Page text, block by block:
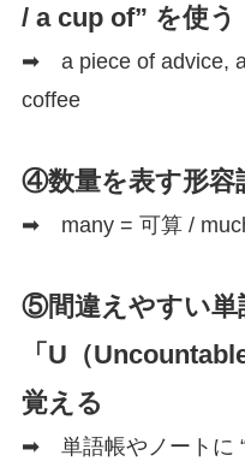
/ a cup of” を使う
➡ a piece of advice, a
coffee
④数量を表す形容
➡ many = 可算 /
⑤間違えやすい単
「U（
覚える
➡ 単語帳やノートに